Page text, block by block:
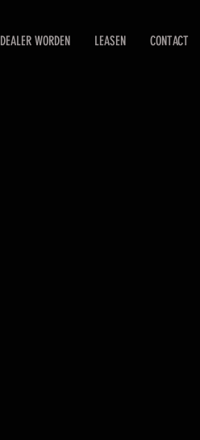
DEALER WORDEN LEASEN CONTACT